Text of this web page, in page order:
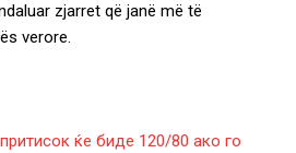
zjarret që janë më të
verore.
ќе биде 120/80 ако го